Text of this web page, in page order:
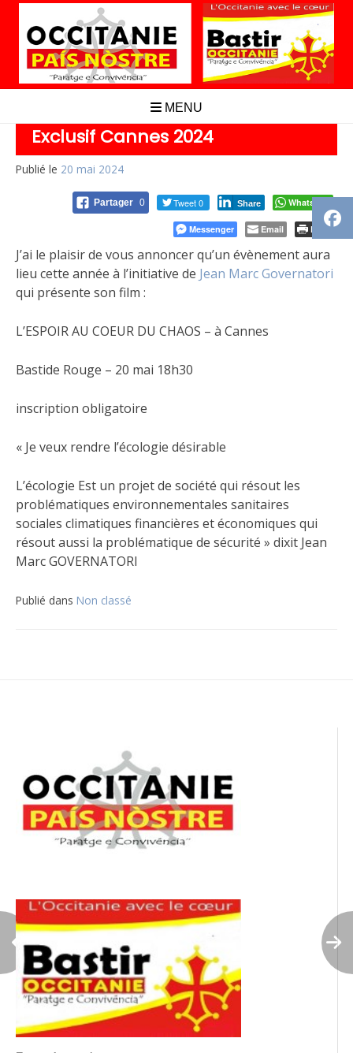
Aller
contenu
MENU
Exclusif Cannes 2024
Publié le 20 mai 2024
Partager 0 Tweet 0 Share Whatsapp
Messenger Email Print
J’ai le plaisir de vous annoncer qu’un évènement aura
lieu cette année à l’initiative de Jean Marc Governatori
qui présente son film :
L’ESPOIR AU COEUR DU CHAOS – à Cannes
Bastide Rouge – 20 mai 18h30
inscription obligatoire
« Je veux rendre l’écologie désirable
L’écologie Est un projet de société qui résout les
problématiques environnementales sanitaires
sociales climatiques financières et économiques qui
résout aussi la problématique de sécurité » dixit Jean
Marc GOVERNATORI
Publié dans Non classé